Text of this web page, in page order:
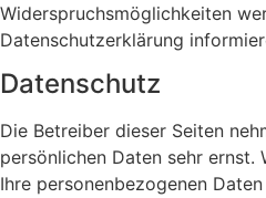
Widerspruchsmöglichkeiten
Datenschutzerklärung
Datenschutz
Die Betreiber dieser Seiten
persönlichen Daten sehr ernst.
Ihre personenbezogenen